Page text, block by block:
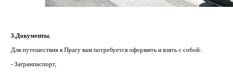
3.Документы.
Для путешествия в Прагу вам потребуется оформить и взять с собой:
- Загранпаспорт,